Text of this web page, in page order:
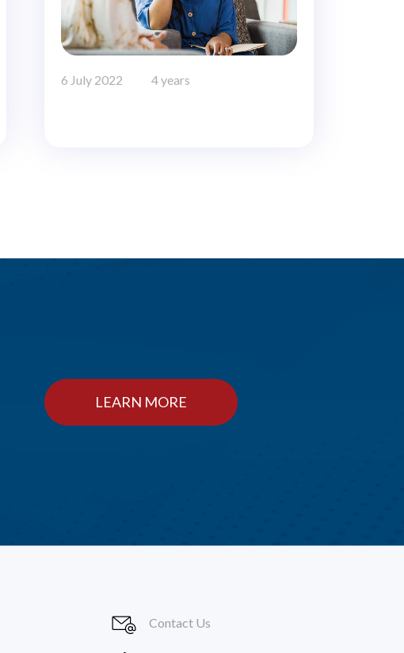
6 July 2022 4 years
LEARN MORE
Contact Us